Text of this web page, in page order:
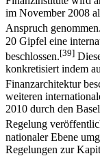
im November 2008
Anspruch genommen.
20 Gipfel eine
beschlossen.[39]
konkretisiert indem
Finanzarchitektur
weiteren
2010 durch den
Regelung
nationaler Ebene
Regelungen zur